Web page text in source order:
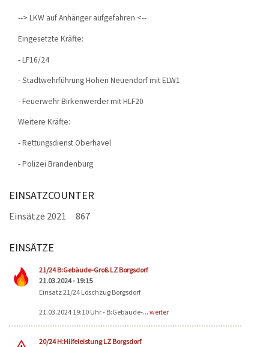
--> LKW auf Anhänger aufgefahren <--
Eingesetzte Kräfte:
- LF16/24
- Stadtwehrführung Hohen Neuendorf mit ELW1
- Feuerwehr Birkenwerder mit HLF20
Weitere Kräfte:
- Rettungsdienst Oberhavel
- Polizei Brandenburg
EINSATZCOUNTER
Einsätze 2021 867
EINSÄTZE
21/24 B:Gebäude-Groß LZ Borgsdorf
21.03.2024 - 19:15
Einsatz 21/24 Löschzug Borgsdorf
21.03.2024 19:10 Uhr - B:Gebäude-... weiter
20/24 H:Hilfeleistung LZ Borgsdorf
Seiten